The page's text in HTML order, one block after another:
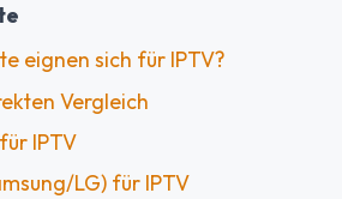
eignen sich für IPTV?
Vergleich
IPTV
LG) für IPTV